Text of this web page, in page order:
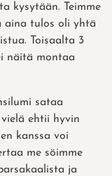
kysytään. Teimme
aina tulos oli yhtä
Toisaalta 3
näitä montaa
sataa
ehtii hyvin
kanssa voi
me söimme
ja